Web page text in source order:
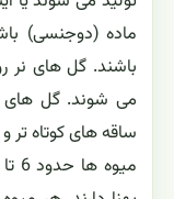
این گیاه به
داشته باشد. این
اسفنجی بوده و
بر روی ساقه به